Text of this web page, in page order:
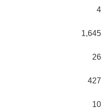
4
1,645
26
427
10